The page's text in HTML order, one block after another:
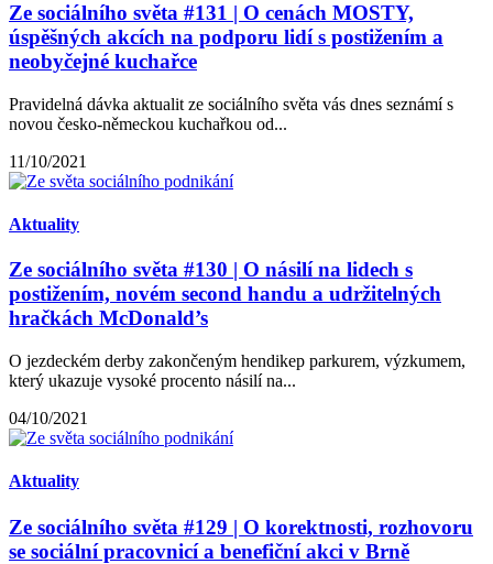
Ze sociálního světa #131 | O cenách MOSTY,
úspěšných akcích na podporu lidí s postižením a
neobyčejné kuchařce
Pravidelná dávka aktualit ze sociálního světa vás dnes seznámí s
novou česko-německou kuchařkou od...
11/10/2021
Aktuality
Ze sociálního světa #130 | O násilí na lidech s
postižením, novém second handu a udržitelných
hračkách McDonald’s
O jezdeckém derby zakončeným hendikep parkurem, výzkumem,
který ukazuje vysoké procento násilí na...
04/10/2021
Aktuality
Ze sociálního světa #129 | O korektnosti, rozhovoru
se sociální pracovnicí a benefiční akci v Brně